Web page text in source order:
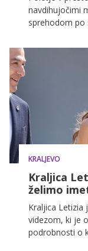
navdihujočimi
sprehodom po
občutka za
KRALJEVO
Kraljica
želimo
Kraljica Letizia
videzom, ki je
podrobnosti o